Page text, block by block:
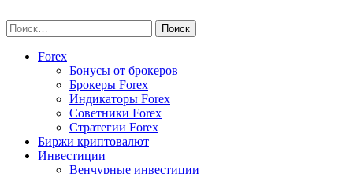
to
content
Найти:
Forex
Бонусы от брокеров
Брокеры Forex
Индикаторы Forex
Советники Forex
Стратегии Forex
Биржи криптовалют
Инвестиции
Венчурные инвестиции